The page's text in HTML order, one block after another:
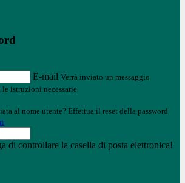
E-mail Verrà inviato un messaggio
istruzioni necessarie.
al nome utente? Effettua il reset della password
di controllare la casella di posta elettronica!